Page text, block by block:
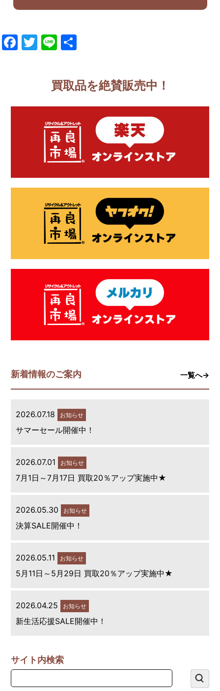
Facebook
Twitter
Line
買取品を絶賛販売中！
新着情報のご案内 一覧へ→
2026.07.18 お知らせ
サマーセール開催中！
2026.07.01 お知らせ
7月1日～7月17日 買取20％アップ実施中★
2026.05.30 お知らせ
決算SALE開催中！
2026.05.11 お知らせ
5月11日～5月29日 買取20％アップ実施中★
2026.04.25 お知らせ
新生活応援SALE開催中！
サイト内検索